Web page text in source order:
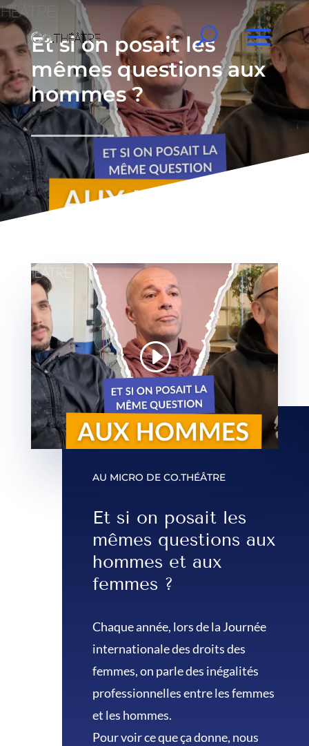
Et si on posait les
mêmes questions aux
hommes ?
AU MICRO DE CO.THÉÂTRE
Et si on posait les
mêmes questions aux
hommes et aux
femmes ?
Chaque année, lors de la Journée
internationale des droits des
femmes, on parle des inégalités
professionnelles entre les femmes
et les hommes.
Pour voir ce que ça donne, nous